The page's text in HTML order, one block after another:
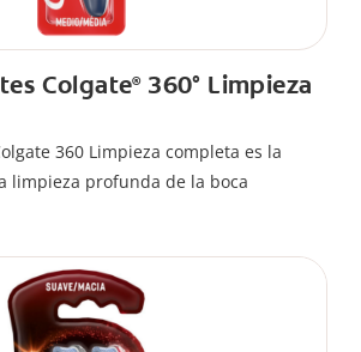
Colgate®360° Limpieza
360 Limpieza completa es la
limpieza profunda de la boca